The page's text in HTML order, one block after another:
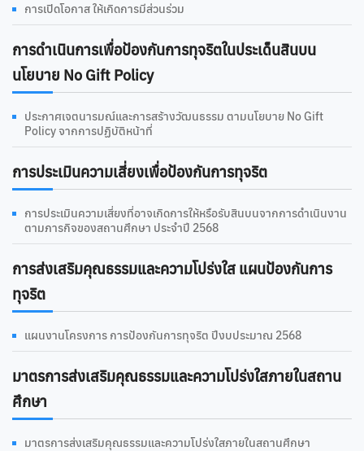
การเปิดโอกาส ให้เกิดการมีส่วนร่วม
การดําเนินการเพื่อป้องกันการทุจริตในประเด็นสินบน
นโยบาย No Gift Policy
ประกาศเจตนารมณ์และการสร้างวัฒนธรรม ตามนโยบาย No Gift
Policy จากการปฏิบัติหน้าที่
การประเมินความเสี่ยงเพื่อป้องกันการทุจริต
การประเมินความเสี่ยงที่อาจเกิดการให้หรือรับสินบนจากการดำเนินงาน
ตามภารกิจของสถานศึกษา ประจำปี 2568
การส่งเสริมคุณธรรมและความโปร่งใส แผนป้องกันการ
ทุจริต
แผนงานโครงการ การป้องกันการทุจริต ปีงบประมาณ 2568
มาตรการส่งเสริมคุณธรรมและความโปร่งใสภายในสถาน
ศึกษา
มาตรการส่งเสริมคุณธรรมและความโปร่งใสภายในสถานศึกษา